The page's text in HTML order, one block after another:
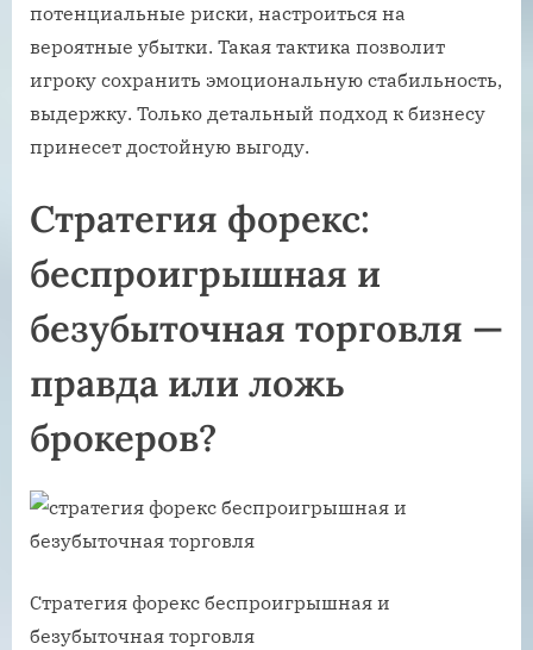
потенциальные риски, настроиться на
вероятные убытки. Такая тактика позволит
игроку сохранить эмоциональную стабильность,
выдержку. Только детальный подход к бизнесу
принесет достойную выгоду.
Стратегия форекс:
беспроигрышная и
безубыточная торговля —
правда или ложь
брокеров?
Стратегия форекс беспроигрышная и
безубыточная торговля